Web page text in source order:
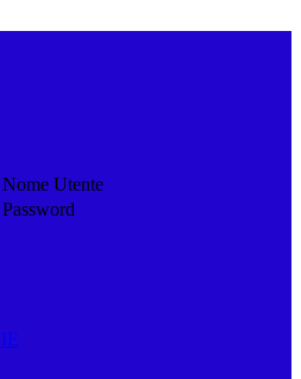
Nome Utente
Password